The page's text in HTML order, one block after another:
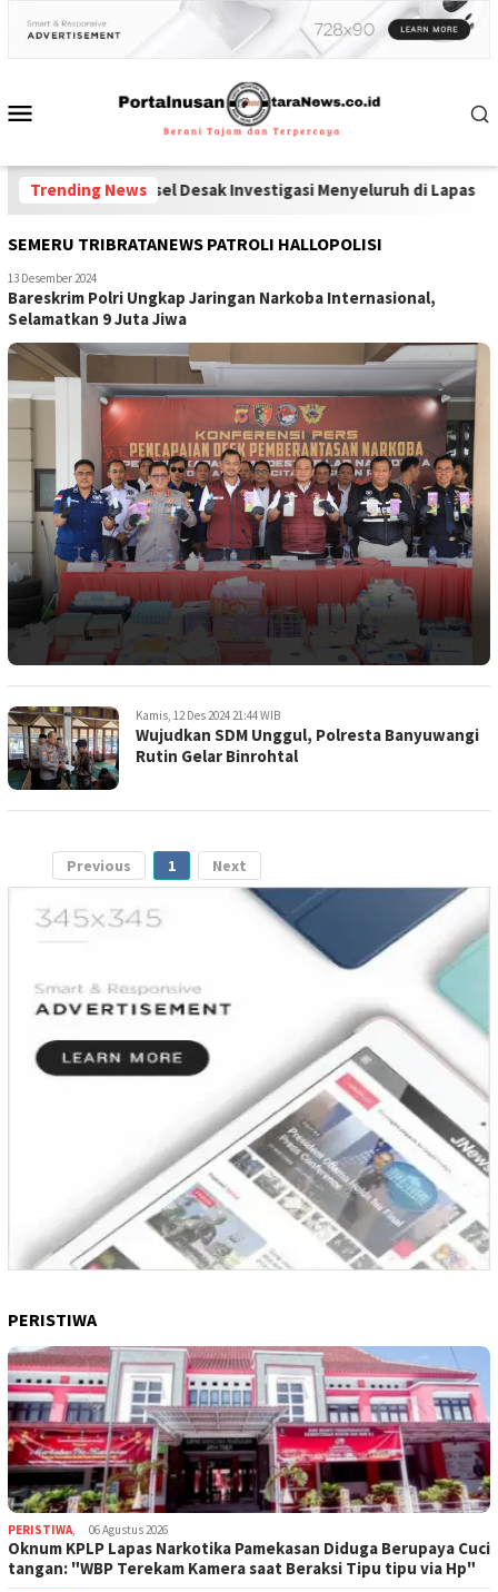
Trending News
Ponsel Desak Investigasi Menyeluruh di Lapas Pamekasan-
SEMERU TRIBRATANEWS PATROLI HALLOPOLISI
13 Desember 2024
Bareskrim Polri Ungkap Jaringan Narkoba Internasional,
Selamatkan 9 Juta Jiwa
Kamis, 12 Des 2024 21:44 WIB
Wujudkan SDM Unggul, Polresta Banyuwangi
Rutin Gelar Binrohtal
Previous 1 Next
PERISTIWA
PERISTIWA 06 Agustus 2026
Oknum KPLP Lapas Narkotika Pamekasan Diduga Berupaya Cuci
tangan: "WBP Terekam Kamera saat Beraksi Tipu tipu via Hp"